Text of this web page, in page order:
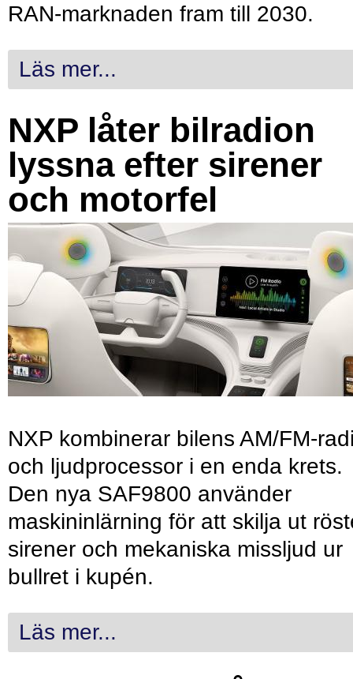
RAN-marknaden fram till 2030.
Läs mer...
NXP låter bilradion
lyssna efter sirener
och motorfel
NXP kombinerar bilens AM/FM-
och ljudprocessor i en enda krets.
Den nya SAF9800 använder
maskininlärning för att skilja ut
sirener och mekaniska missljud ur
bullret i kupén.
Läs mer...